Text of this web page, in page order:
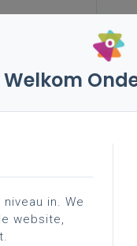
Welkom
in. We
website,